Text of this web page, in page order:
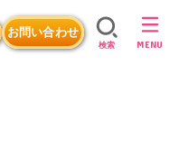
お問い合わせ
検索 MENU